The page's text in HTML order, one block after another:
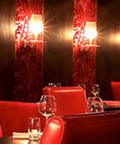
welke geen
voert ook de
van
ook het